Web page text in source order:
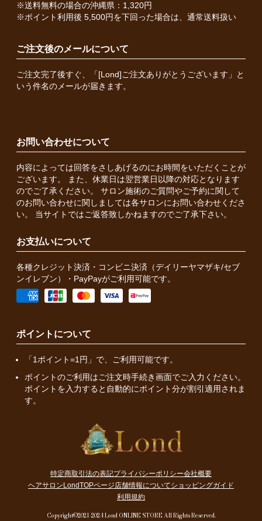
※送料無料の場合の沖縄県：1,320円
※ポイント利用後 5,500円を下回った場合は、通常送料扱い
ご注文後のメールについて
ご注文完了後すぐ、「[Lond]ご注文ありがとうございます」と
いう件名のメールが届きます。
お問い合わせについて
内容によっては回答をさしあげるのにお時間をいただくことが
ございます。 また、休業日は翌営業日以降の対応となります
のでご了承ください。 サロン施術のご質問やご予約に関して
のお問い合わせに関しましては各サロンにお問い合わせくださ
い。 当サイトではご返答致しかねますのでご了承下さい。
お支払いについて
各種クレジット決済・コンビニ決済（デイリーヤマザキ/セブ
ンイレブン）・PayPayがご利用可能です。
ポイントについて
「1ポイント=1円」で、ご利用可能です。
ポイントのご利用はご注文時手続き画面でご入力ください。
ポイントを入力すると自動的にポイント分が割引適用されま
す。
特定商取引法の表記プライバシーポリシー会社概要
ヘアサロンLondTOPページ店舗情報についてショッピングガイド
利用規約
Copyright©2021-2024 Lond ONLINE STORE All Rights Reserved.